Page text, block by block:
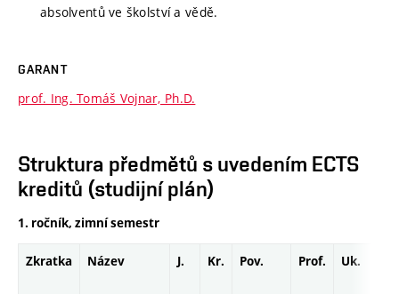
absolventů ve školství a vědě.
GARANT
prof. Ing. Tomáš Vojnar, Ph.D.
Struktura předmětů s uvedením ECTS
kreditů (studijní plán)
1. ročník, zimní semestr
Zkratka Název J. Kr. Pov. Prof. Uk.